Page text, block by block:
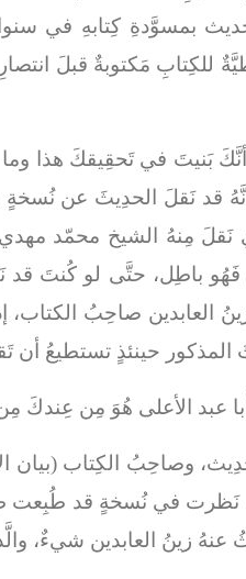
بمسوَّدةِ كِتابهِ في
للكِتابِ مَكتوبةٌ قبلَ
بَنيتَ في تَحقِيقكَ هذا
قد نَقلَ الحدِيثَ عن
نَقلَ مِنهُ الشيخ محمّد
فَهُو باطِل، حتَّى لو
العابدين صاحِبُ
حينئذٍ تستطيعُ أن
عبد الأعلى هُوَ مِن عِندكَ
وصاحِبُ الكِتاب (بيان
نَظرت في نُسخةٍ قد طُبِعت
زينُ العابدين شيءٌ،